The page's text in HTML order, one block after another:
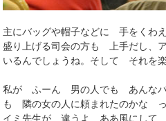
主にバッグや帽子などに 手をくわ
盛り上げる司会の方も 上手だし、
いるんでしょうね。そして それを
私が ふーん 男の人でも あんなバ
も 隣の女の人に頼まれたのかな
イミ先生が 違うよ ああ風にして